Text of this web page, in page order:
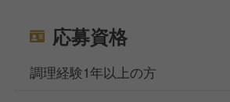
応募資格
調理経験1年以上の方